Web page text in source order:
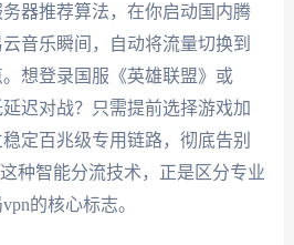
器推荐算法，在你启动国内腾
音乐瞬间，自动将流量切换到
想登录国服《英雄联盟》或
延迟对战？只需提前选择游戏加
定百兆级专用链路，彻底告别
种智能分流技术，正是区分专业
的核心标志。